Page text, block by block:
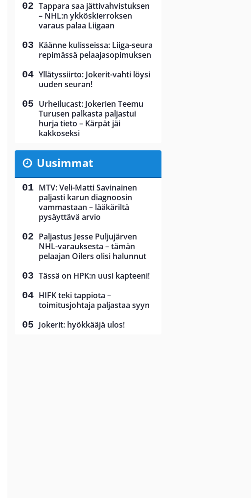
Tappara saa jättivahvistuksen
– NHL:n ykköskierroksen
varaus palaa Liigaan
Käänne kulisseissa: Liiga-seura
repimässä pelaajasopimuksen
Yllätyssiirto: Jokerit-vahti löysi
uuden seuran!
Urheilucast: Jokerien Teemu
Turusen palkasta paljastui
hurja tieto – Kärpät jäi
kakkoseksi
Uusimmat
MTV: Veli-Matti Savinainen
paljasti karun diagnoosin
vammastaan – lääkäriltä
pysäyttävä arvio
Paljastus Jesse Puljujärven
NHL-varauksesta – tämän
pelaajan Oilers olisi halunnut
Tässä on HPK:n uusi kapteeni!
HIFK teki tappiota –
toimitusjohtaja paljastaa syyn
Jokerit: hyökkääjä ulos!